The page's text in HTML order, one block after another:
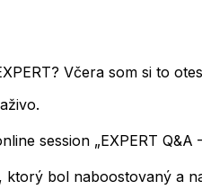
Včera som si to
session „EXPERT
ktorý bol naboostovaný